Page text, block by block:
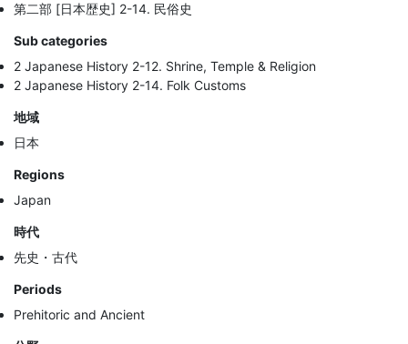
第二部 [日本歴史] 2-14. 民俗史
Sub categories
2 Japanese History 2-12. Shrine, Temple & Religion
2 Japanese History 2-14. Folk Customs
地域
日本
Regions
Japan
時代
先史・古代
Periods
Prehitoric and Ancient